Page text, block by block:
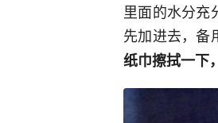
里面的水分充
先加进去，备
纸巾擦拭一下